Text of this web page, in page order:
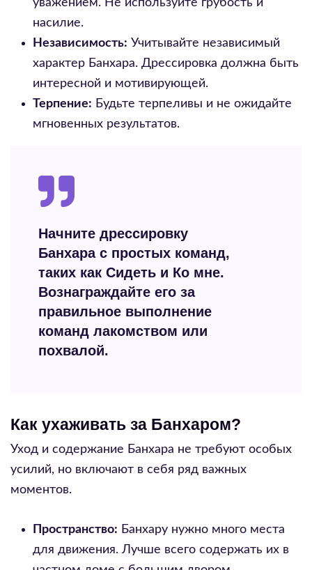
уважением. Не используйте грубость и
насилие.
Независимость: Учитывайте независимый
характер Банхара. Дрессировка должна быть
интересной и мотивирующей.
Терпение: Будьте терпеливы и не ожидайте
мгновенных результатов.
Начните дрессировку
Банхара с простых команд,
таких как Сидеть и Ко мне.
Вознаграждайте его за
правильное выполнение
команд лакомством или
похвалой.
Как ухаживать за Банхаром?
Уход и содержание Банхара не требуют особых
усилий, но включают в себя ряд важных
моментов.
Пространство: Банхару нужно много места
для движения. Лучше всего содержать их в